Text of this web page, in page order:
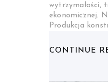
wytrzymałości,
ekonomicznej.
Produkcja
CONTINUE